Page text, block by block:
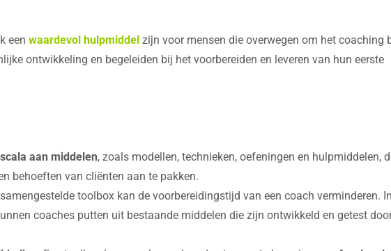
een waardevol hulpmiddel zijn voor mensen die overwegen om het coaching
ontwikkeling en begeleiden bij het voorbereiden en leveren van hun eerste
aan middelen, zoals modellen, technieken, oefeningen en hulpmiddelen,
behoeften van cliënten aan te pakken.
toolbox kan de voorbereidingstijd van een coach verminderen.
coaches putten uit bestaande middelen die zijn ontwikkeld en getest